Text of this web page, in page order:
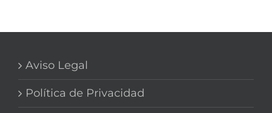
Aviso Legal
Política de Privacidad